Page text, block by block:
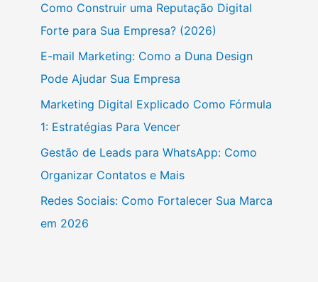
Como Construir uma Reputação Digital
Forte para Sua Empresa? (2026)
E-mail Marketing: Como a Duna Design
Pode Ajudar Sua Empresa
Marketing Digital Explicado Como Fórmula
1: Estratégias Para Vencer
Gestão de Leads para WhatsApp: Como
Organizar Contatos e Mais
Redes Sociais: Como Fortalecer Sua Marca
em 2026